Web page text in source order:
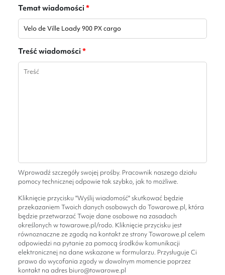
Temat wiadomości*
Treść wiadomości*
Wprowadź szczegóły swojej prośby. Pracownik naszego działu
pomocy technicznej odpowie tak szybko, jak to możliwe.
Kliknięcie przycisku "Wyślij wiadomość" skutkować będzie
przekazaniem Twoich danych osobowych do Towarowe.pl, która
będzie przetwarzać Twoje dane osobowe na zasadach
określonych w towarowe.pl/rodo. Kliknięcie przycisku jest
równoznaczne ze zgodą na kontakt ze strony Towarowe.pl celem
odpowiedzi na pytanie za pomocą środków komunikacji
elektronicznej na dane wskazane w formularzu. Przysługuje Ci
prawo do wycofania zgody w dowolnym momencie poprzez
kontakt na adres biuro@towarowe.pl